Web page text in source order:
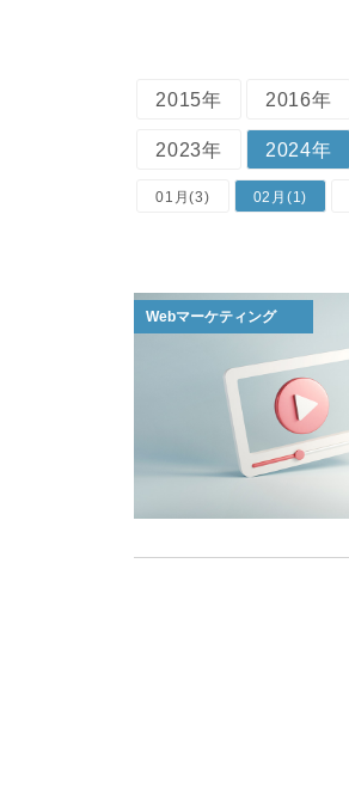
2015年 2016年
2023年 2024年
01月(3) 02月(1)
Webマーケティング